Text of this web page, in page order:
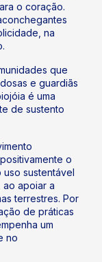
o coração.
na
que
e guardiãs
é uma
de sustento
o
sustentável
ao apoiar a
terrestres. Por
de práticas
um
no